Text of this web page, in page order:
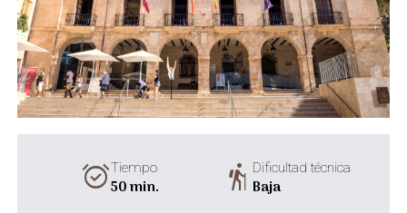
alarm_onTiempo
50 min. hikingDificultad técnica
Baja